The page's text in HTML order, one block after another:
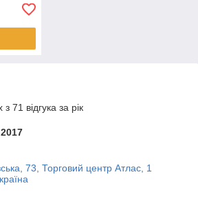
71 відгука за рік
73, Торговий центр Атлас, 1